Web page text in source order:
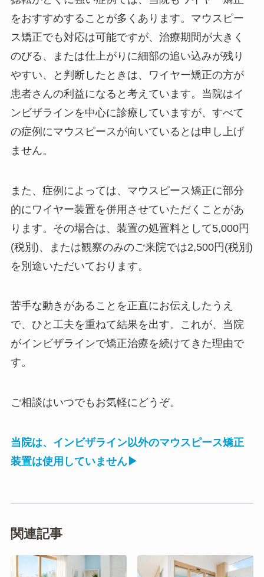
をおすすめすることが多くあります。マウスピー
ス矯正でも対応は可能ですが、治療期間が大きく
のびる、または仕上がりに細部の追い込みが残り
やすい、と判断したときは、ワイヤー矯正の方が
患者さんの利益になると考えています。当院はイ
ンビザラインを中心に診療していますが、すべて
の症例にマウスピースが向いているとは申し上げ
ません。
また、症例によっては、マウスピース矯正に部分
的にワイヤー装置を併用させていただくことがあ
ります。その場合は、装置の処置料として5,000円
(税別)、または観察のみのご来院では2,500円(税別)
を別途いただいております。
苦手な動きがあることを正直にお伝えしたうえ
で、ひと工夫を重ねて結果を出す。これが、当院
がインビザラインで矯正治療を続けてきた理由で
す。
ご相談はいつでもお気軽にどうぞ。
当院は、インビザライン以外のマウスピース矯正
装置は使用していません▶
関連記事